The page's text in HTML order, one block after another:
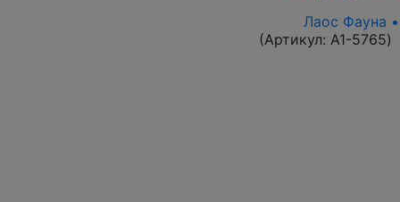
Лаос Фауна
(Артикул: A1-5765)